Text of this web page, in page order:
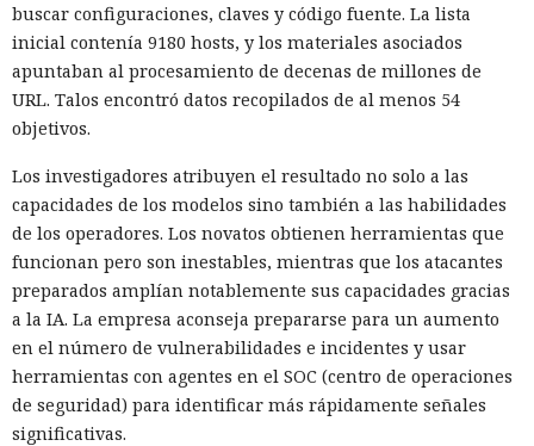
buscar configuraciones, claves y código fuente. La lista
inicial contenía 9180 hosts, y los materiales asociados
apuntaban al procesamiento de decenas de millones de
URL. Talos encontró datos recopilados de al menos 54
objetivos.
Los investigadores atribuyen el resultado no solo a las
capacidades de los modelos sino también a las habilidades
de los operadores. Los novatos obtienen herramientas que
funcionan pero son inestables, mientras que los atacantes
preparados amplían notablemente sus capacidades gracias
a la IA. La empresa aconseja prepararse para un aumento
en el número de vulnerabilidades e incidentes y usar
herramientas con agentes en el SOC (centro de operaciones
de seguridad) para identificar más rápidamente señales
significativas.